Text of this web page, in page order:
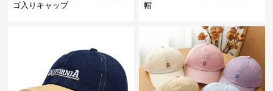
ゴ入りキャップ
帽